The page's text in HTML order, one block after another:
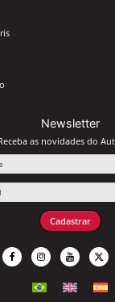
Newsletter
as novidades do
Cadastrar